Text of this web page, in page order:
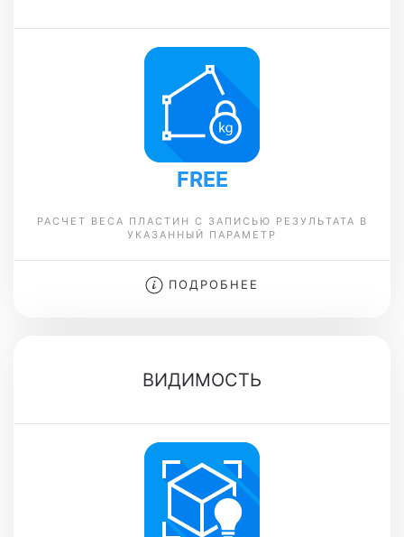
FREE
РАСЧЕТ ВЕСА ПЛАСТИН С ЗАПИСЬЮ РЕЗУЛЬТАТА В
УКАЗАННЫЙ ПАРАМЕТР
ПОДРОБНЕЕ
ВИДИМОСТЬ